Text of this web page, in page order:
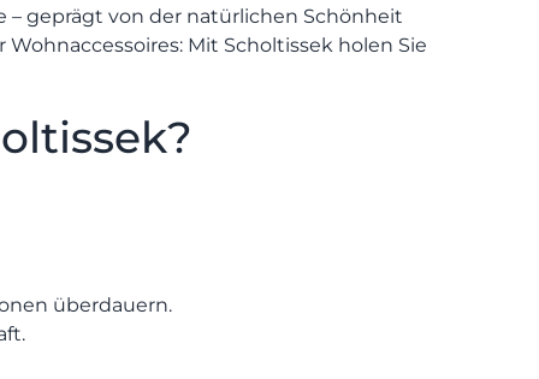
geprägt von der natürlichen Schönheit
Mit Scholtissek holen Sie
überdauern.